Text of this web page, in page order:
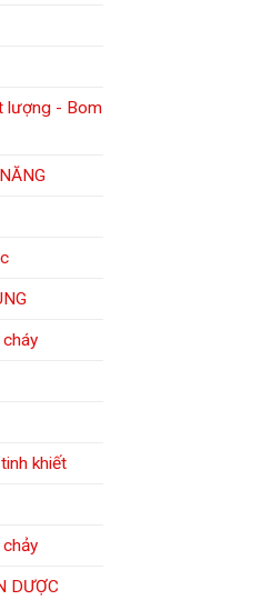
lượng - Bom
khiết
DƯỢC